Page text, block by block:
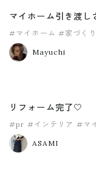
マイホーム引き渡し
#マイホーム #家づくり
Mayuchi
リフォーム完了🤍
#pr #インテリア #マ
ASAMI